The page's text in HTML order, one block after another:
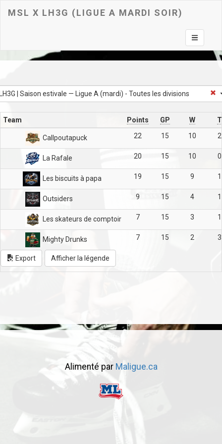
MSL X LH3G (LIGUE A MARDI SOIR)
Toggle
| Saison estivale — Ligue A (mardi) - Toutes les divisions
Team Points GP W T
Callpoutapuck 22 15 10 2
La Rafale 20 15 10 0
Les biscuits à papa 19 15 9 1
Outsiders 9 15 4 1
Les skateurs de comptoir 7 15 3 1
Mighty Drunks 7 15 2 3
Export Afficher la légende
Alimenté par Maligue.ca